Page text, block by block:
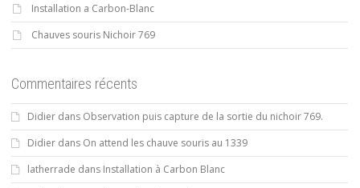
Installation a Carbon-Blanc
Chauves souris Nichoir 769
Commentaires récents
Didier dans Observation puis capture de la sortie du nichoir 769.
Didier dans On attend les chauve souris au 1339
latherrade dans Installation à Carbon Blanc